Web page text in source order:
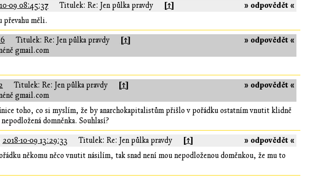
» odpovědět «
09 08:45:37 Titulek: Re: Jen půlka pravdy [↑]
měli.
» odpovědět «
Titulek: Re: Jen půlka pravdy [↑]
gmail.com
» odpovědět «
Titulek: Re: Jen půlka pravdy [↑]
gmail.com
toho, co si myslím, že by anarchokapitalistům přišlo v pořádku ostatním vnutit klidně
domněnka. Souhlasí?
» odpovědět «
2018-10-09 13:29:33 Titulek: Re: Jen půlka pravdy [↑]
někomu něco vnutit násilím, tak snad není mou nepodloženou doměnkou, že mu to